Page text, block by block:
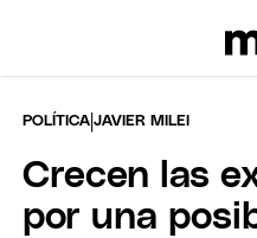
POLÍTICA |JAVIER MILEI
Crecen las
por una